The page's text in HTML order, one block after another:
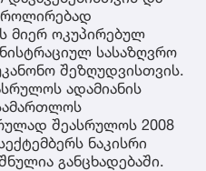
მიერ ოკუპირებულ
სასაზღვრო
შეზღუდვისთვის.
ადამიანის
შეასრულოს 2008
ნაკისრი
განცხადებაში.